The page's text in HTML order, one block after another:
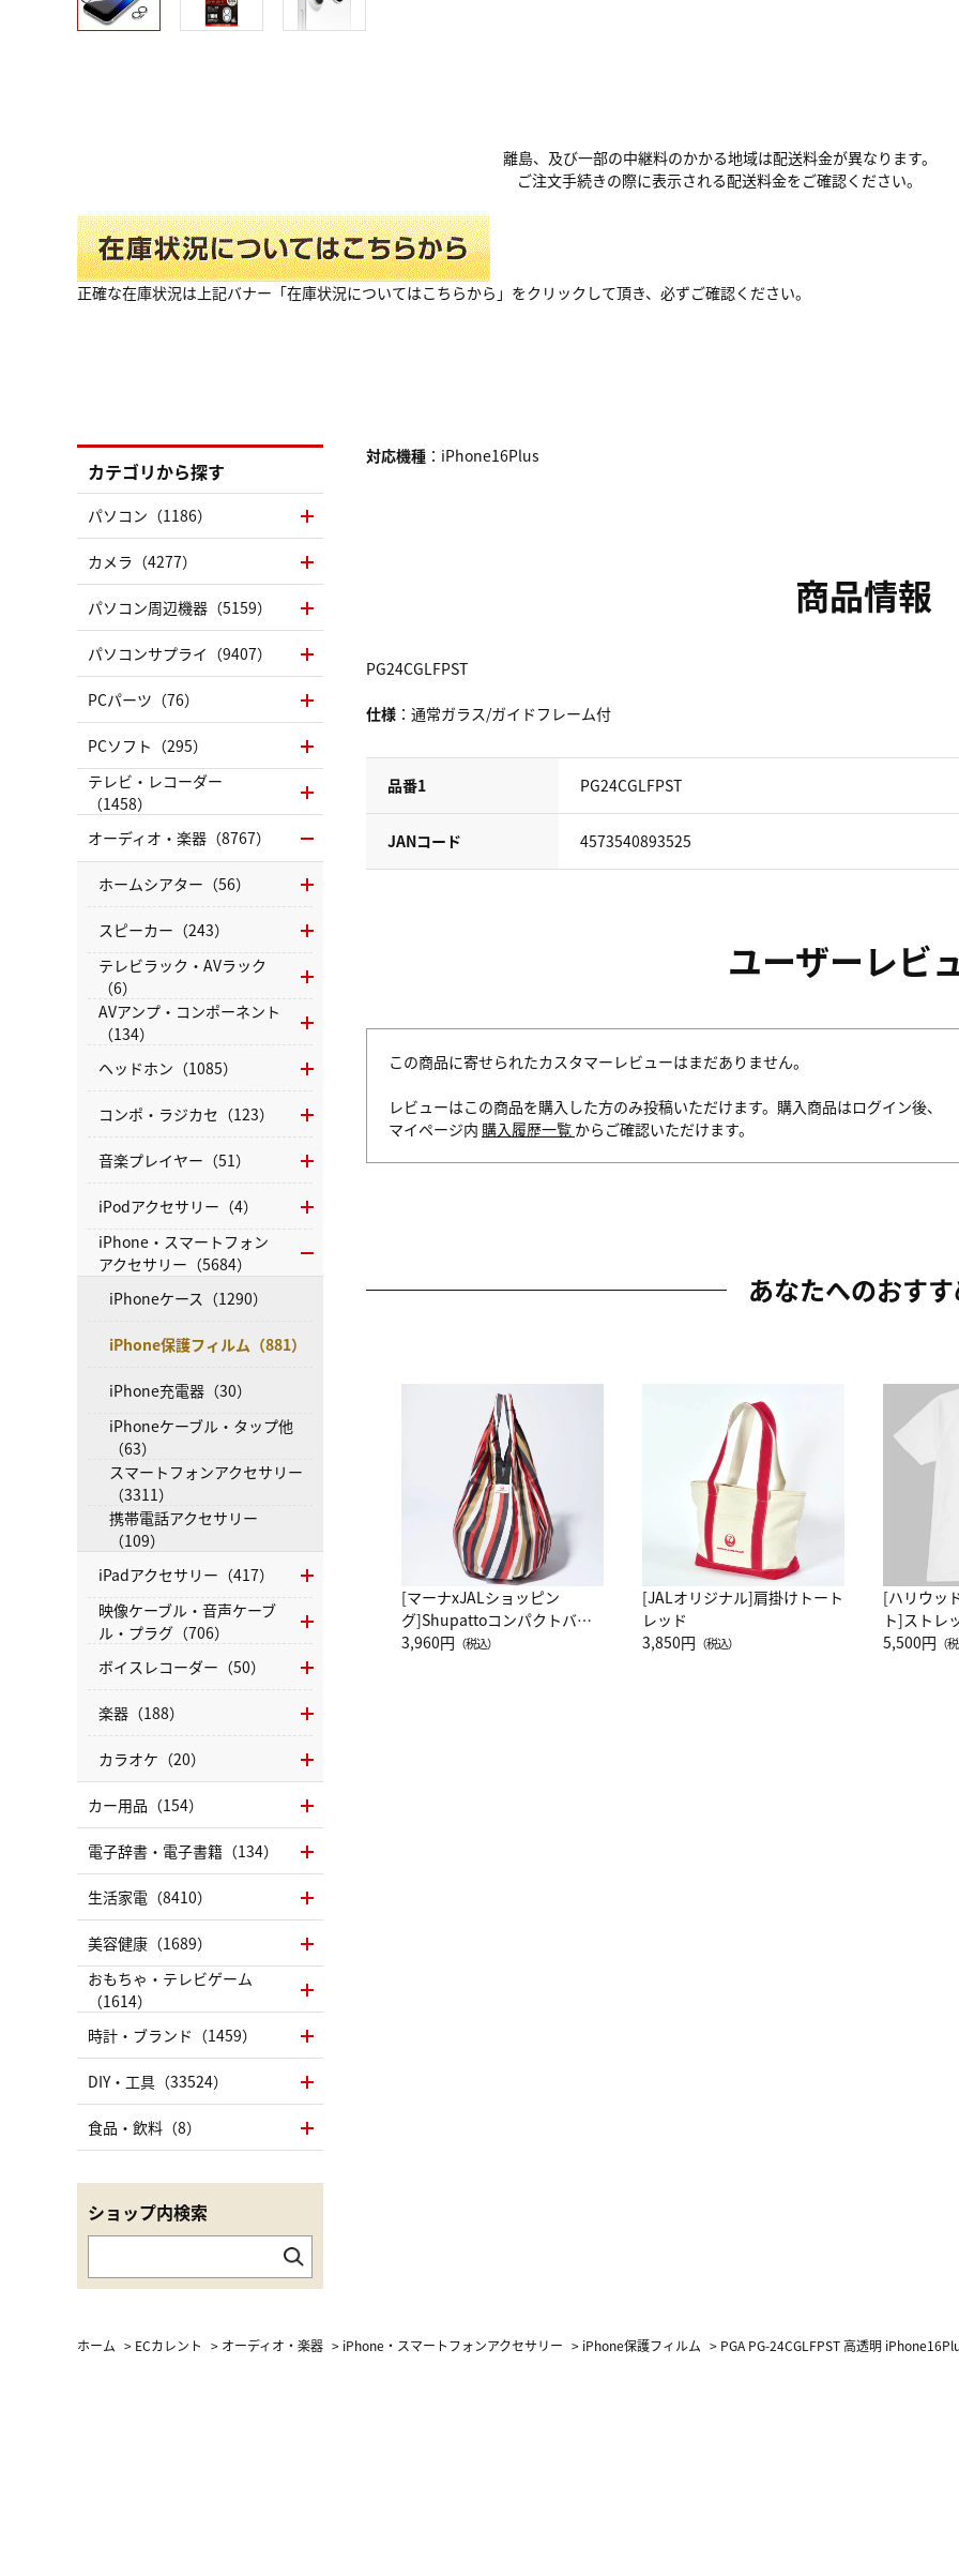
離島、及び一部の中継料のかかる地域は配送料金が異なります。
ご注文手続きの際に表示される配送料金をご確認ください。
正確な在庫状況は上記バナー「在庫状況についてはこちらから」をクリックして頂き、必ずご確認ください。
対応機種 ：iPhone16Plus
商品情報
PG24CGLFPST
仕様 ：通常ガラス/ガイドフレーム付
品番1 PG24CGLFPST
JANコード 4573540893525
ユーザーレビ
この商品に寄せられたカスタマーレビューはまだありません。
レビューはこの商品を購入した方のみ投稿いただけます。購入商品はログイン後、
マイページ内 購入履歴一覧 からご確認いただけます。
あなたへのおす
[マーナxJALショッピン
グ]Shupattoコンパクトバッ
グ Drop JAL客室乗務員
3,960円 （税込）
[JALオリジナル]肩掛けトート
レッド
3,850円 （税込）
[ハリウッ
ト]ストレ
ーネック
5,500円 （
カテゴリから探す
パソコン（1186）
カメラ（4277）
パソコン周辺機器（5159）
パソコンサプライ（9407）
PCパーツ（76）
PCソフト（295）
テレビ・レコーダー
（1458）
オーディオ・楽器（8767）
ホームシアター（56）
スピーカー（243）
テレビラック・AVラック
（6）
AVアンプ・コンポーネント
（134）
ヘッドホン（1085）
コンポ・ラジカセ（123）
音楽プレイヤー（51）
iPodアクセサリー（4）
iPhone・スマートフォン
アクセサリー（5684）
iPhoneケース（1290）
iPhone保護フィルム（881）
iPhone充電器（30）
iPhoneケーブル・タップ他
（63）
スマートフォンアクセサリー
（3311）
携帯電話アクセサリー
（109）
iPadアクセサリー（417）
映像ケーブル・音声ケーブ
ル・プラグ（706）
ボイスレコーダー（50）
楽器（188）
カラオケ（20）
カー用品（154）
電子辞書・電子書籍（134）
生活家電（8410）
美容健康（1689）
おもちゃ・テレビゲーム
（1614）
時計・ブランド（1459）
DIY・工具（33524）
食品・飲料（8）
ショップ内検索
ホーム > ECカレント > オーディオ・楽器 > iPhone・スマートフォンアクセサリー > iPhone保護フィルム > PGA PG-24CGLFPST 高透明